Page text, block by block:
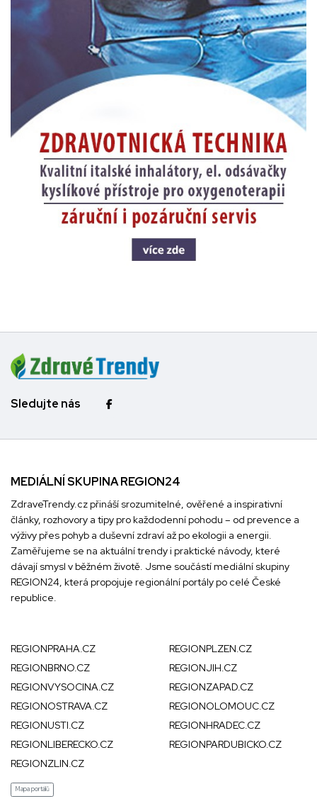
Sledujte nás
MEDIÁLNÍ SKUPINA REGION24
ZdraveTrendy.cz přináší srozumitelné, ověřené a inspirativní
články, rozhovory a tipy pro každodenní pohodu – od prevence a
výživy přes pohyb a duševní zdraví až po ekologii a energii.
Zaměřujeme se na aktuální trendy i praktické návody, které
dávají smysl v běžném životě. Jsme součástí mediální skupiny
REGION24 , která propojuje regionální portály po celé České
republice.
REGIONPRAHA.CZ
REGIONPLZEN.CZ
REGIONBRNO.CZ
REGIONJIH.CZ
REGIONVYSOCINA.CZ
REGIONZAPAD.CZ
REGIONOSTRAVA.CZ
REGIONOLOMOUC.CZ
REGIONUSTI.CZ
REGIONHRADEC.CZ
REGIONLIBERECKO.CZ
REGIONPARDUBICKO.CZ
REGIONZLIN.CZ
Mapa portálů